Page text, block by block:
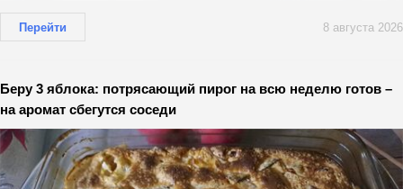
Перейти 8 августа 2026
Беру 3 яблока: потрясающий пирог на всю неделю готов –
на аромат сбегутся соседи